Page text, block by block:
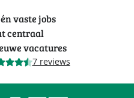
vaste jobs
centraal
vacatures
7 reviews